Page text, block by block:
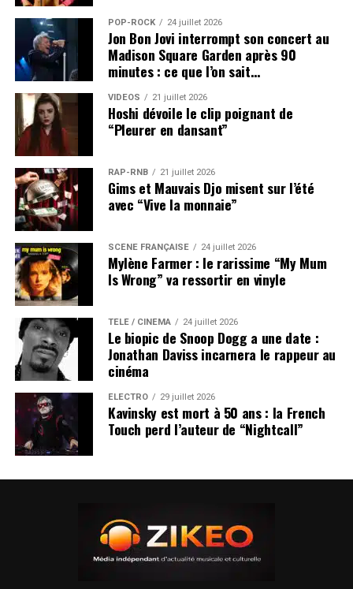
POP-ROCK 24 juillet 2026
Jon Bon Jovi interrompt son concert au
Madison Square Garden après 90
minutes : ce que l’on sait…
VIDEOS 21 juillet 2026
Hoshi dévoile le clip poignant de
“Pleurer en dansant”
RAP-RNB 21 juillet 2026
Gims et Mauvais Djo misent sur l’été
avec “Vive la monnaie”
SCÈNE FRANÇAISE 24 juillet 2026
Mylène Farmer : le rarissime “My Mum
Is Wrong” va ressortir en vinyle
TÉLÉ / CINÉMA 24 juillet 2026
Le biopic de Snoop Dogg a une date :
Jonathan Daviss incarnera le rappeur au
cinéma
ÉLECTRO 29 juillet 2026
Kavinsky est mort à 50 ans : la French
Touch perd l’auteur de “Nightcall”